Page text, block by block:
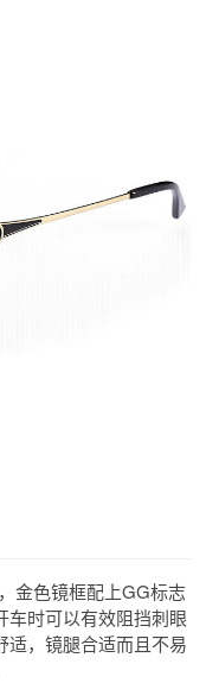
金色镜框配上GG标志
车时可以有效阻挡刺眼
适，镜腿合适而且不易